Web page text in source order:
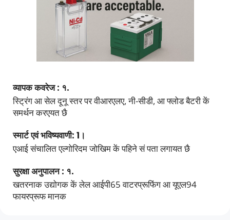
व्यापक कवरेज : १.
स्ट्रिंग आ सेल दूनू स्तर पर वीआरएलए, नी-सीडी, आ फ्लोड बैटरी कें
समर्थन करएयत छै
स्मार्ट एवं भविष्यवाणी: 1।
एआई संचालित एल्गोरिदम जोखिम कें पहिने सं पता लगायत छै
सुरक्षा अनुपालन : १.
खतरनाक उद्योगक कें लेल आईपी65 वाटरप्रूफिंग आ यूएल94
फायरप्रूफ मानक